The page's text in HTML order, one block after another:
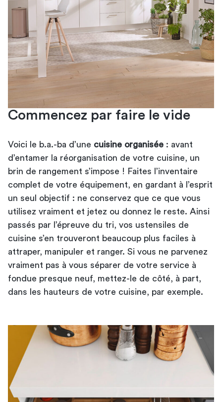
Commencez par faire le vide
Voici le b.a.-ba d’une cuisine organisée : avant
d’entamer la réorganisation de votre cuisine, un
brin de rangement s’impose ! Faites l’inventaire
complet de votre équipement, en gardant à l’esprit
un seul objectif : ne conservez que ce que vous
utilisez vraiment et jetez ou donnez le reste. Ainsi
passés par l’épreuve du tri, vos ustensiles de
cuisine s’en trouveront beaucoup plus faciles à
attraper, manipuler et ranger. Si vous ne parvenez
vraiment pas à vous séparer de votre service à
fondue presque neuf, mettez-le de côté, à part,
dans les hauteurs de votre cuisine, par exemple.